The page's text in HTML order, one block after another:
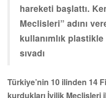
hareketi başlattı.
Meclisleri” adını
kullanımlık
sıvadı
Türkiye’nin 10 ilinden 14
kurdukları İyilik Meclisleri